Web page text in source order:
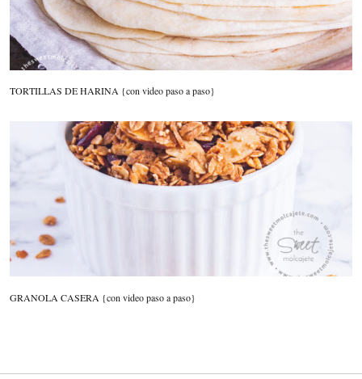
TORTILLAS DE HARINA {con video paso a paso}
GRANOLA CASERA {con video paso a paso}